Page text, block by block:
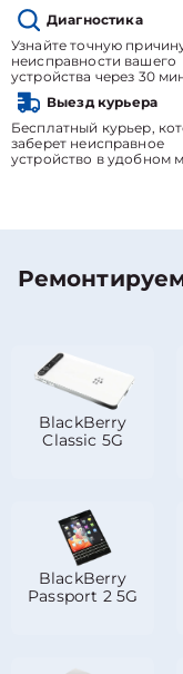
Диагностика
Узнайте точную
неисправности вашего
устройства через 30
Выезд курьера
Бесплатный курьер,
заберет неисправное
устройство в удобном
BlackBerry
Classic 5G
BlackBerry
Passport 2 5G